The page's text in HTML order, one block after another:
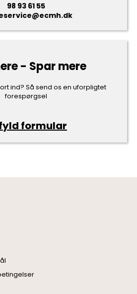
98 93 61 55
- Spar mere
ind? Så send os en uforpligtet
forespørgsel
formular